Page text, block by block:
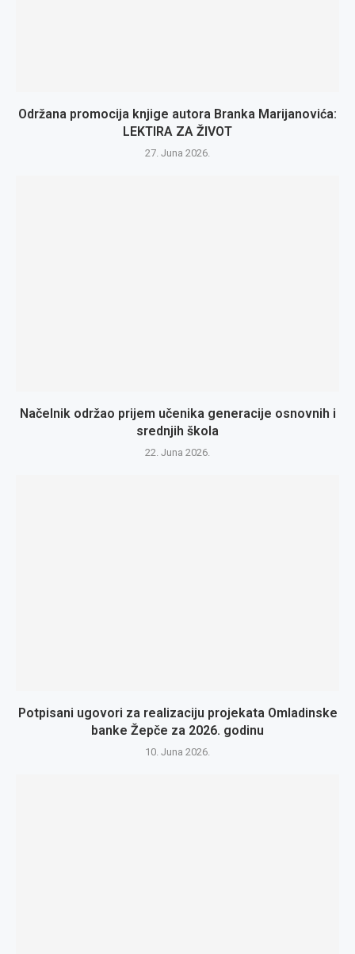
Održana promocija knjige autora Branka Marijanovića:
LEKTIRA ZA ŽIVOT
27. Juna 2026.
Načelnik održao prijem učenika generacije osnovnih i
srednjih škola
22. Juna 2026.
Potpisani ugovori za realizaciju projekata Omladinske
banke Žepče za 2026. godinu
10. Juna 2026.